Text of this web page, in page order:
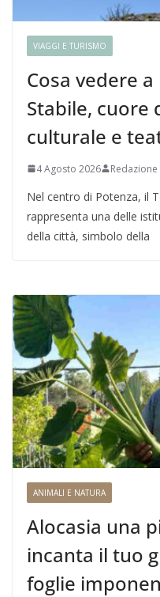
VIAGGI E TURISMO
Cosa vedere
Stabile, cuore
culturale e
4 Agosto 2026
Nel centro di Potenza, il
rappresenta una delle
della città, simbolo della
ANIMALI E NATURA
Alocasia una
incanta il tuo
foglie